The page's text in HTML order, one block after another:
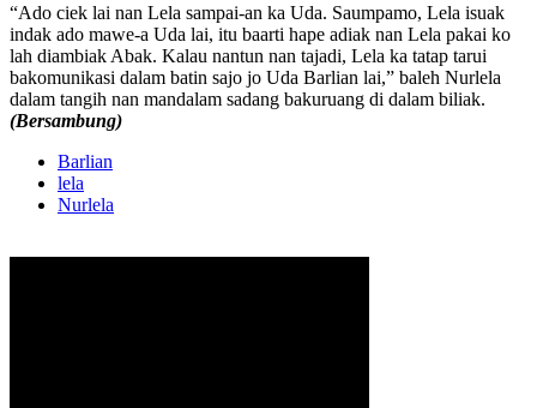
“Ado ciek lai nan Lela sampai-an ka Uda. Saumpamo, Lela isuak
indak ado mawe-a Uda lai, itu baarti hape adiak nan Lela pakai ko
lah diambiak Abak. Kalau nantun nan tajadi, Lela ka tatap tarui
bakomunikasi dalam batin sajo jo Uda Barlian lai,” baleh Nurlela
dalam tangih nan mandalam sadang bakuruang di dalam biliak.
(Bersambung)
Barlian
lela
Nurlela